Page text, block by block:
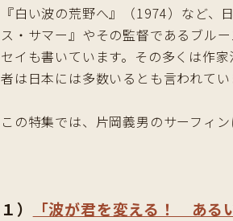
『白い波の荒野へ』（1974）など
ス・サマー』やその監督であるブル
セイも書いています。その多くは作
者は日本には多数いるとも言われてい
この特集では、片岡義男のサーフィ
１） 「波が君を変える！ ある